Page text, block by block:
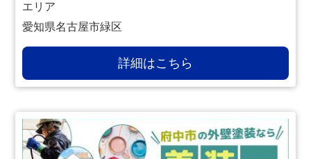
エリア
愛知県名古屋市緑区
詳細はこちら